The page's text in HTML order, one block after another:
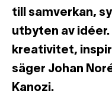
till samverkan,
utbyten av idéer.
kreativitet,
säger Johan
Kanozi.